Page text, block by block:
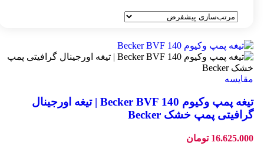
مقایسه
تیغه پمپ وکیوم Becker BVF 140 | تیغه اورجینال
گرافیتی پمپ خشک Becker
16.625.000 تومان